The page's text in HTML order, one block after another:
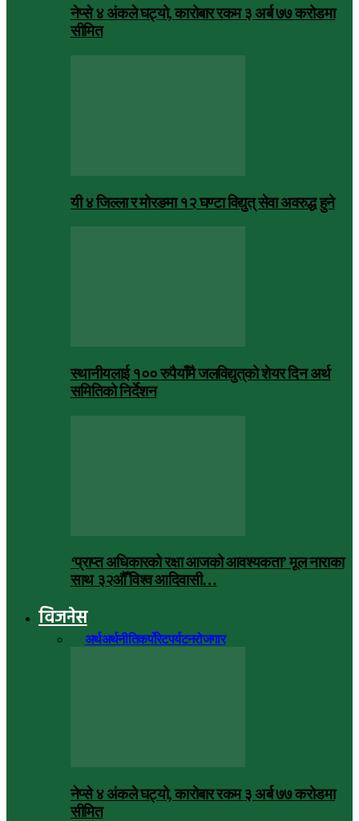
नेप्से ४ अंकले घट्यो, कारोबार रकम ३ अर्ब ७७ करोडमा
सीमित
यी ४ जिल्ला र मोरङमा १२ घण्टा विद्युत् सेवा अवरुद्ध हुने
स्थानीयलाई १०० रुपैयाँमै जलविद्युत्‌को शेयर दिन अर्थ
समितिको निर्देशन
‘प्राप्त अधिकारको रक्षा आजको आवश्यकता’ मूल नाराका
साथ ३२औँ विश्व आदिवासी…
विजनेस
अर्थअर्थनीतिकर्पोरेटपर्यटनरोजगार
नेप्से ४ अंकले घट्यो, कारोबार रकम ३ अर्ब ७७ करोडमा
सीमित